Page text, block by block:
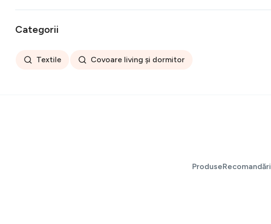
Categorii
Textile Covoare living și dormitor
ProduseRecomandări